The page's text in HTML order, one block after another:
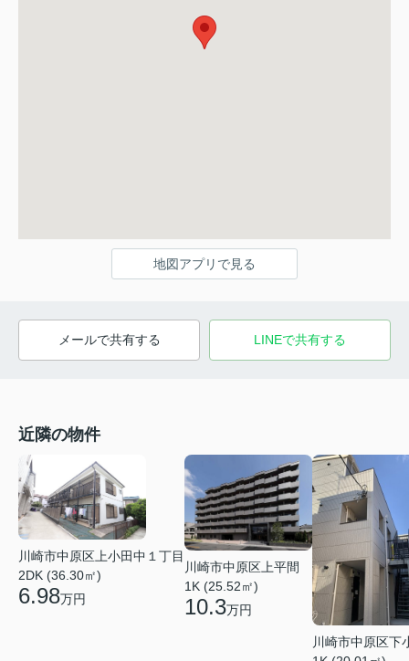
地図アプリで見る
メールで共有する LINEで共有する
近隣の物件
川崎市中原区上小田中１丁目
2DK (36.30㎡)
6.98万円
川崎市中原区上平間
1K (25.52㎡)
10.3万円
川崎市中原区下